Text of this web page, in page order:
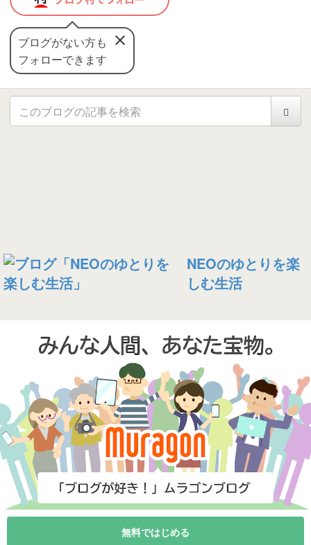
ブログがない方も
フォローできます
NEOのゆとりを楽
しむ生活
無料ではじめる